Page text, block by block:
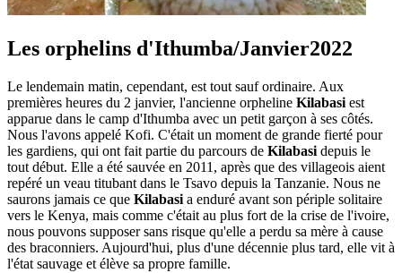
Les orphelins d'Ithumba/Janvier2022
Le lendemain matin, cependant, est tout sauf ordinaire. Aux
premières heures du 2 janvier, l'ancienne orpheline Kilabasi est
apparue dans le camp d'Ithumba avec un petit garçon à ses côtés.
Nous l'avons appelé Kofi. C'était un moment de grande fierté pour
les gardiens, qui ont fait partie du parcours de Kilabasi depuis le
tout début. Elle a été sauvée en 2011, après que des villageois aient
repéré un veau titubant dans le Tsavo depuis la Tanzanie. Nous ne
saurons jamais ce que Kilabasi a enduré avant son périple solitaire
vers le Kenya, mais comme c'était au plus fort de la crise de l'ivoire,
nous pouvons supposer sans risque qu'elle a perdu sa mère à cause
des braconniers. Aujourd'hui, plus d'une décennie plus tard, elle vit à
l'état sauvage et élève sa propre famille.